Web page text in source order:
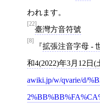
われます。
[22]
臺灣方音符號
[8]
拡張注音字母 -
和4(2022)年3月12日(
awiki.jp/w/qvarie/d/